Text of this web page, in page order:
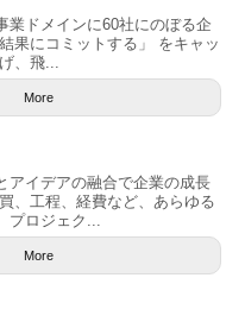
業ドメインに60社にのぼる企
果にコミットする」 をキャッ
、飛...
More
アイデアの融合で企業の成長
、工程、経費など、あらゆる
プロジェク...
More